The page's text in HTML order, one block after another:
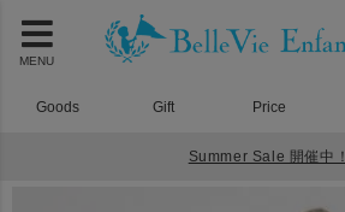
MENU
Goods Gift Price
Summer Sale 開催中！
ラフィネ ベビーリュック レーヴ